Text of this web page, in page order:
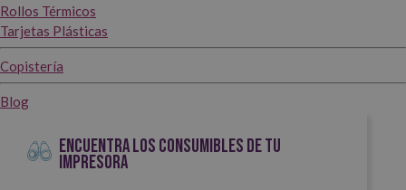
Rollos Térmicos
Tarjetas Plásticas
Copistería
Blog
ENCUENTRA LOS CONSUMIBLES DE TU
IMPRESORA